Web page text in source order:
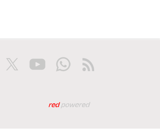
Web tasarım: Red